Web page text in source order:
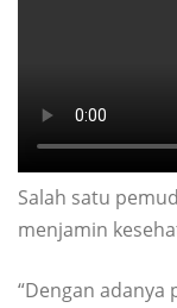
Salah satu
menjamin
“Dengan